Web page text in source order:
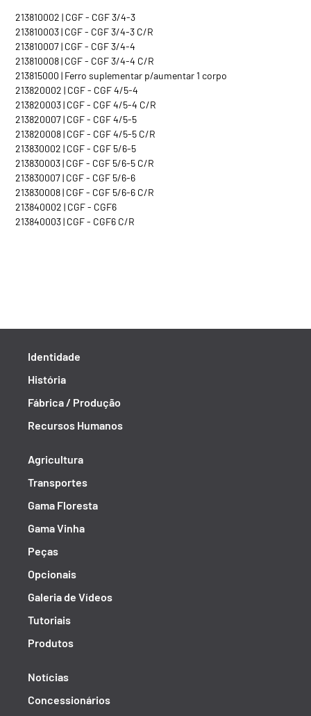
213810002 | CGF - CGF 3/4-3
213810003 | CGF - CGF 3/4-3 C/R
213810007 | CGF - CGF 3/4-4
213810008 | CGF - CGF 3/4-4 C/R
213815000 | Ferro suplementar p/aumentar 1 corpo
213820002 | CGF - CGF 4/5-4
213820003 | CGF - CGF 4/5-4 C/R
213820007 | CGF - CGF 4/5-5
213820008 | CGF - CGF 4/5-5 C/R
213830002 | CGF - CGF 5/6-5
213830003 | CGF - CGF 5/6-5 C/R
213830007 | CGF - CGF 5/6-6
213830008 | CGF - CGF 5/6-6 C/R
213840002 | CGF - CGF6
213840003 | CGF - CGF6 C/R
Identidade
História
Fábrica / Produção
Recursos Humanos
Agricultura
Transportes
Gama Floresta
Gama Vinha
Peças
Opcionais
Galeria de Vídeos
Tutoriais
Produtos
Notícias
Concessionários